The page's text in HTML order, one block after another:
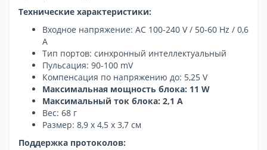
Технические характеристики:
Входное напряжение: AC 100-240 V / 50-60 Hz / 0,6
A
Тип портов: синхронный интеллектуальный
Пульсация: 90-100 mV
Компенсация по напряжению до: 5,25 V
Максимальная мощность блока: 11 W
Максимальный ток блока: 2,1 A
Вес: 68 г
Размер: 8,9 х 4,5 х 3,7 см
Поддержка протоколов: